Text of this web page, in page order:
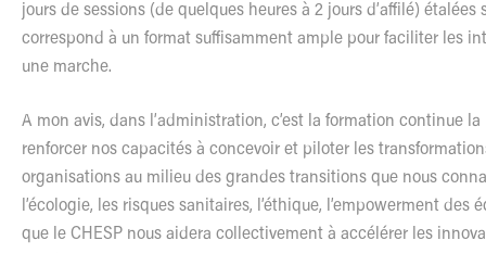
jours de sessions (de quelques heures à 2 jours d’affilé) étalées
correspond à un format suffisamment ample pour faciliter les
une marche.
A mon avis, dans l’administration, c’est la formation continue
renforcer nos capacités à concevoir et piloter les
organisations au milieu des grandes transitions que nous
l’écologie, les risques sanitaires, l’éthique, l’empowerment des
que le CHESP nous aidera collectivement à accélérer les